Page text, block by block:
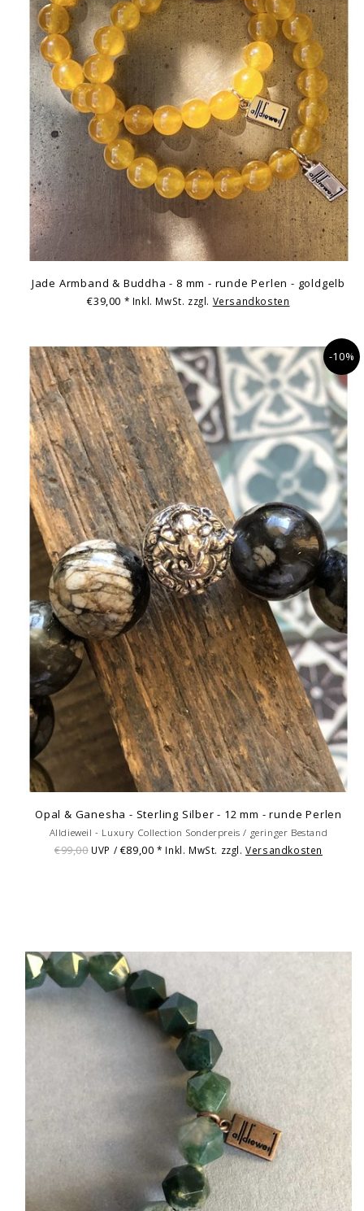
Jade Armband & Buddha - 8 mm - runde Perlen - goldgelb
€39,00 * Inkl. MwSt. zzgl. Versandkosten
-10%
Opal & Ganesha - Sterling Silber - 12 mm - runde Perlen
Alldieweil - Luxury Collection Sonderpreis / geringer Bestand
€99,00 UVP / €89,00* Inkl. MwSt. zzgl.Versandkosten